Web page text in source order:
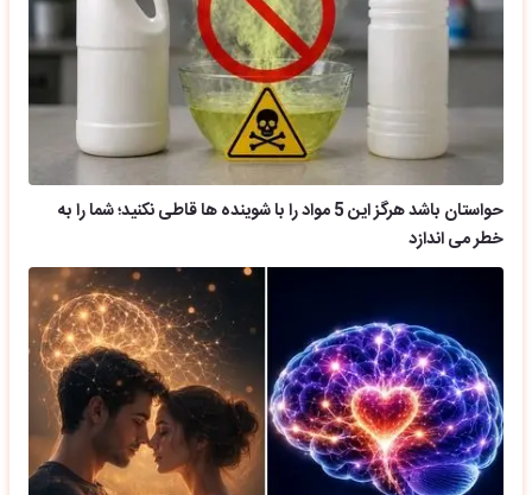
حواستان باشد هرگز این 5 مواد را با شوینده ها قاطی نکنید؛ شما را به
خطر می اندازد